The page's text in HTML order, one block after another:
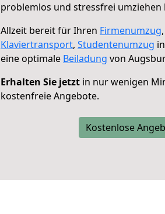
problemlos und stressfrei umziehen
Allzeit bereit für Ihren Firmenumzug,
Klaviertransport, Studentenumzug
eine optimale Beiladung von
Erhalten Sie jetzt in nur wenigen
kostenfreie Angebote.
Kostenlose